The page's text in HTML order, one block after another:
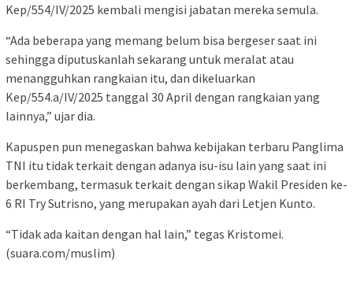
Kep/554/IV/2025 kembali mengisi jabatan mereka semula.
“Ada beberapa yang memang belum bisa bergeser saat ini
sehingga diputuskanlah sekarang untuk meralat atau
menangguhkan rangkaian itu, dan dikeluarkan
Kep/554.a/IV/2025 tanggal 30 April dengan rangkaian yang
lainnya,” ujar dia.
Kapuspen pun menegaskan bahwa kebijakan terbaru Panglima
TNI itu tidak terkait dengan adanya isu-isu lain yang saat ini
berkembang, termasuk terkait dengan sikap Wakil Presiden ke-
6 RI Try Sutrisno, yang merupakan ayah dari Letjen Kunto.
“Tidak ada kaitan dengan hal lain,” tegas Kristomei.
(suara.com/muslim)